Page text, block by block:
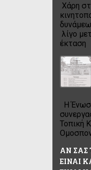
Χάρη
λίγο
έκταση
Η
Τοπική
ΑΝ ΣΑΣ
ΕΙΝΑΙ